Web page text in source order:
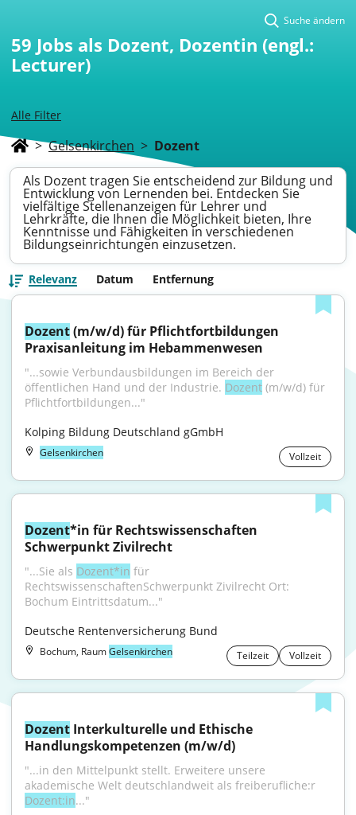
Alle Filter
Suche ändern
59 Jobs als Dozent, Dozentin (engl.:
Lecturer)
> Gelsenkirchen > Dozent
Als Dozent tragen Sie entscheidend zur Bildung und
Entwicklung von Lernenden bei. Entdecken Sie
vielfältige Stellenanzeigen für Lehrer und
Lehrkräfte, die Ihnen die Möglichkeit bieten, Ihre
Kenntnisse und Fähigkeiten in verschiedenen
Bildungseinrichtungen einzusetzen.
Relevanz Datum Entfernung
Dozent (m/w/d) für Pflichtfortbildungen
Praxisanleitung im Hebammenwesen
"...sowie Verbundausbildungen im Bereich der
öffentlichen Hand und der Industrie. Dozent (m/w/d) für
Pflichtfortbildungen..."
Kolping Bildung Deutschland gGmbH
Gelsenkirchen Vollzeit
Dozent*in für Rechtswissenschaften
Schwerpunkt Zivilrecht
"...Sie als Dozent*in für
RechtswissenschaftenSchwerpunkt Zivilrecht Ort:
Bochum Eintrittsdatum..."
Deutsche Rentenversicherung Bund
Bochum, RaumGelsenkirchen Teilzeit Vollzeit
Dozent Interkulturelle und Ethische
Handlungskompetenzen (m/w/d)
"...in den Mittelpunkt stellt. Erweitere unsere
Dozent:in..."